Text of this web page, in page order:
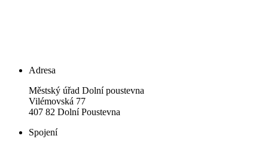
Adresa
Městský úřad Dolní poustevna
Vilémovská 77
407 82 Dolní Poustevna
Spojení